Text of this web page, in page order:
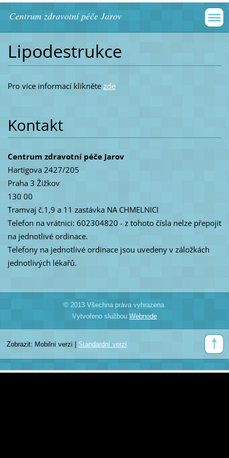
Centrum zdravotní péče Jarov
Lipodestrukce
Pro více informací klikněte zde
Kontakt
Centrum zdravotní péče Jarov
Hartigova 2427/205
Praha 3 Žižkov
130 00
Tramvaj č.1,9 a 11 zastávka NA CHMELNICI
Telefon na vrátnici: 602304820 - z tohoto čísla nelze přepojit
na jednotlivé ordinace.
Telefony na jednotlivé ordinace jsou uvedeny v záložkách
jednotlivých lékařů.
© 2013 Všechna práva vyhrazena.
Vytvořeno službou Webnode
Zobrazit: Mobilní verzi Standardní verzi